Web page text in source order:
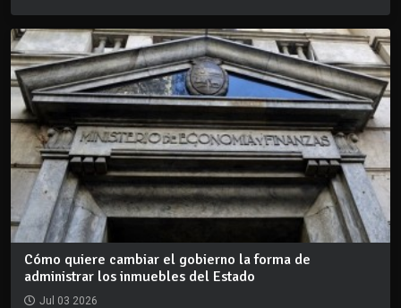
Cómo quiere cambiar el gobierno la forma de
administrar los inmuebles del Estado
Jul 03 2026